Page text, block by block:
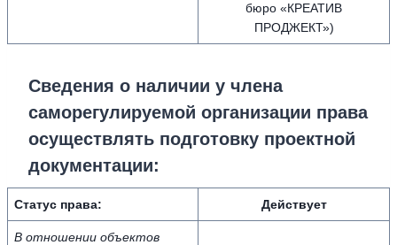
бюро «КРЕАТИВ
ПРОДЖЕКТ»)
Сведения о наличии у члена
саморегулируемой организации права
осуществлять подготовку проектной
документации:
Статус права: Действует
В отношении объектов